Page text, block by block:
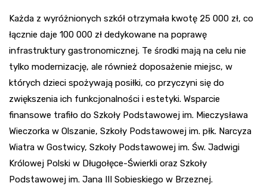
Każda z wyróżnionych szkół otrzymała kwotę 25 000 zł, co
łącznie daje 100 000 zł dedykowane na poprawę
infrastruktury gastronomicznej. Te środki mają na celu nie
tylko modernizację, ale również doposażenie miejsc, w
których dzieci spożywają posiłki, co przyczyni się do
zwiększenia ich funkcjonalności i estetyki. Wsparcie
finansowe trafiło do Szkoły Podstawowej im. Mieczysława
Wieczorka w Olszanie, Szkoły Podstawowej im. płk. Narcyza
Wiatra w Gostwicy, Szkoły Podstawowej im. Św. Jadwigi
Królowej Polski w Długołęce-Świerkli oraz Szkoły
Podstawowej im. Jana III Sobieskiego w Brzeznej.